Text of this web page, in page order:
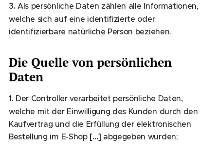
3.Als persönliche Daten zählen alle Informationen,
welche sich auf eine identifizierte oder
identifizierbare natürliche Person beziehen.
Die Quelle von persönlichen
Daten
1. Der Controller verarbeitet persönliche Daten,
welche mit der Einwilligung des Kunden durch den
Kaufvertrag und die Erfüllung der elektronischen
Bestellung im E-Shop […] abgegeben wurden;